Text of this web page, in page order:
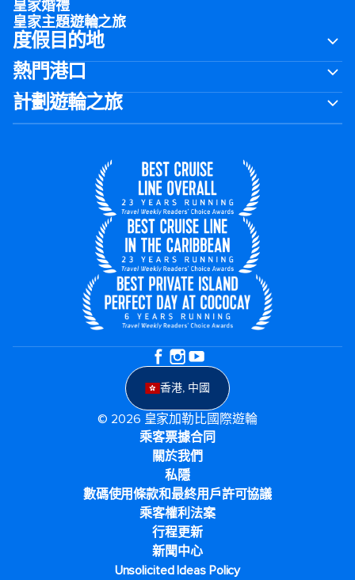
皇家婚禮
皇家主題遊輪之旅
度假目的地
熱門港口
計劃遊輪之旅
香港, 中國
© 2026 皇家加勒比國際遊輪
乘客票據合同
關於我們
私隱
數碼使用條款和最終用戶許可協議
乘客權利法案
行程更新
新聞中心
Unsolicited Ideas Policy